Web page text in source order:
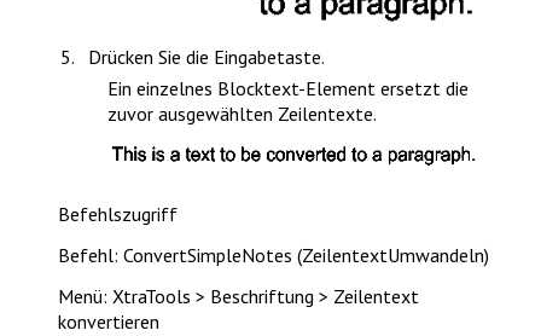
Drücken Sie die Eingabetaste.
Ein einzelnes Blocktext-Element ersetzt die
zuvor ausgewählten Zeilentexte.
Befehlszugriff
Befehl: ConvertSimpleNotes (ZeilentextUmwandeln)
Menü: XtraTools > Beschriftung > Zeilentext
konvertieren